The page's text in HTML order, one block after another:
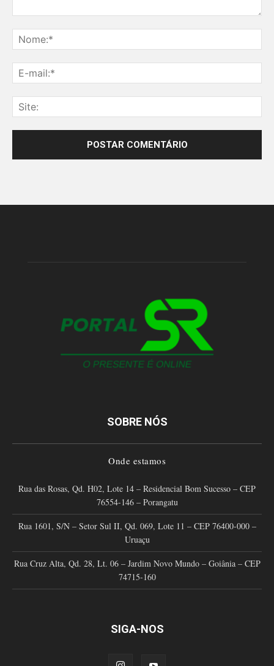
SOBRE NÓS
Onde estamos
Rua das Rosas, Qd. H02, Lote 14 – Residencial Bom Sucesso – CEP
76554-146 – Porangatu
Rua 1601, S/N – Setor Sul II, Qd. 069, Lote 11 – CEP 76400-000 –
Uruaçu
Rua Cruz Alta, Qd. 28, Lt. 06 – Jardim Novo Mundo – Goiânia – CEP
74715-160
SIGA-NOS